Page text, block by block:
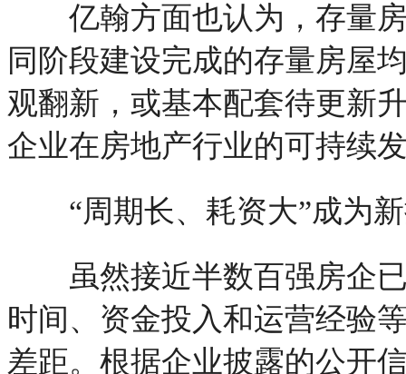
亿翰方面也认为，存量房
同阶段建设完成的存量房屋
观翻新，或基本配套待更新
企业在房地产行业的可持续
“周期长、耗资大”成为新
虽然接近半数百强房企已
时间、资金投入和运营经验
差距。根据企业披露的公开